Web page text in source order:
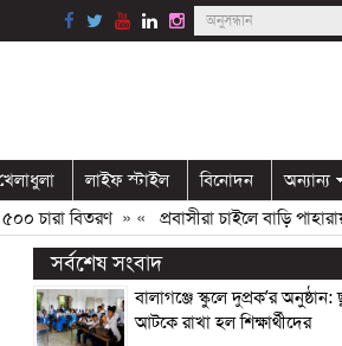
লাইফ স্টাইল বিনোদন অন্যান্য
বিতরণ» « প্রবাসীরা চাইলে বাড়ি
সর্বশেষ সংবাদ
বালাগঞ্জে স্কুলে দুপ্রক’র
আটকে রাখা হল শিক্ষার্থীদের